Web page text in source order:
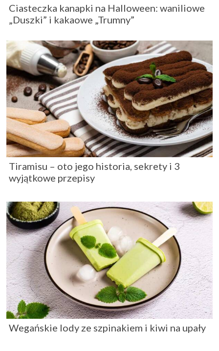
Ciasteczka kanapki na Halloween: waniliowe
„Duszki” i kakaowe „Trumny”
Tiramisu – oto jego historia, sekrety i 3
wyjątkowe przepisy
Wegańskie lody ze szpinakiem i kiwi na upały